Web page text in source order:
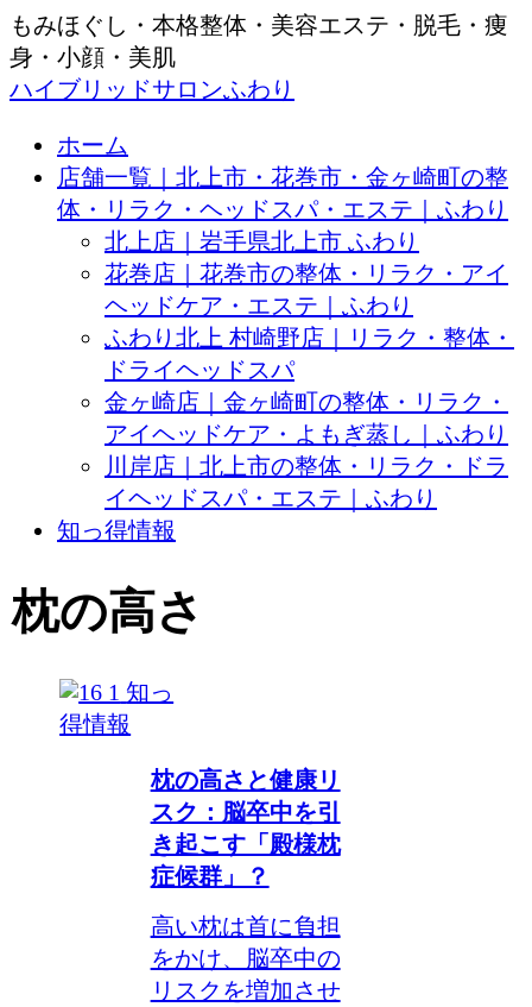
もみほぐし・本格整体・美容エステ・脱毛・痩
身・小顔・美肌
ハイブリッドサロンふわり
ホーム
店舗一覧｜北上市・花巻市・金ヶ崎町の整
体・リラク・ヘッドスパ・エステ｜ふわり
北上店｜岩手県北上市 ふわり
花巻店｜花巻市の整体・リラク・アイ
ヘッドケア・エステ｜ふわり
ふわり北上 村崎野店｜リラク・整体・
ドライヘッドスパ
金ヶ崎店｜金ヶ崎町の整体・リラク・
アイヘッドケア・よもぎ蒸し｜ふわり
川岸店｜北上市の整体・リラク・ドラ
イヘッドスパ・エステ｜ふわり
知っ得情報
枕の高さ
知っ
得情報
枕の高さと健康リ
スク：脳卒中を引
き起こす「殿様枕
症候群」？
高い枕は首に負担
をかけ、脳卒中の
リスクを増加させ